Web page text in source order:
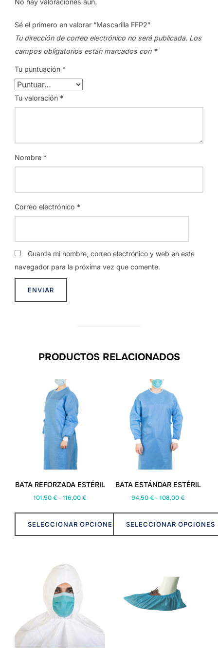
Sé el primero en valorar “Mascarilla FFP2”
Tu dirección de correo electrónico no será publicada. Los
campos obligatorios están marcados con *
Tu puntuación *
Tu valoración *
Nombre *
Correo electrónico *
Guarda mi nombre, correo electrónico y web en este
navegador para la próxima vez que comente.
PRODUCTOS RELACIONADOS
BATA REFORZADA ESTÉRIL
101,50€- 116,00€Rango
desde
101,50 €
SELECCIONAR OPCIONES
tiene
variantes.
Las
opciones
se
BATA ESTÁNDAR ESTÉRIL
94,50€ - 108,00€Rango
desde
94,50 €
SELECCIONAR OPCIONES
múltiples
variantes.
Las